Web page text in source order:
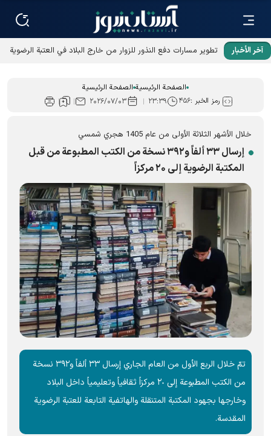
آخر الأخبار
تطوير مسارات دفع النذور للزوار من خارج البلاد في العتبة الرضوية
الصفحة الرئيسية الصفحة الرئيسية
رمز الخبر :۴۵۶ ۲۳:۳۹ ۲۰۲۶/۰۷/۰۳
خلال الأشهر الثلاثة الأولی من عام 1405 هجري شمسي
إرسال ۳۳ ألفاً و۳۹۲ نسخة من الكتب المطبوعة من قبل
المكتبة الرضوية إلى ۲۰ مركزاً
تمّ خلال الربع الأول من العام الجاري إرسال ٣٣ ألفاً و٣٩٢ نسخة
من الكتب المطبوعة إلى ٢٠ مركزاً ثقافياً وتعليمياً داخل البلاد
وخارجها بجهود المكتبة المتنقلة والهاتفية التابعة للعتبة الرضوية
المقدسة.